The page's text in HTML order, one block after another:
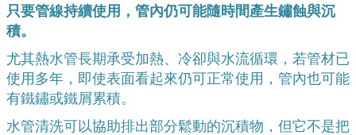
只要管線持續使用，管內仍可能隨時間產生鏽蝕與沉
積。
尤其熱水管長期承受加熱、冷卻與水流循環，若管材已
使用多年，即使表面看起來仍可正常使用，管內也可能
有鐵鏽或鐵屑累積。
水管清洗可以協助排出部分鬆動的沉積物，但它不是把